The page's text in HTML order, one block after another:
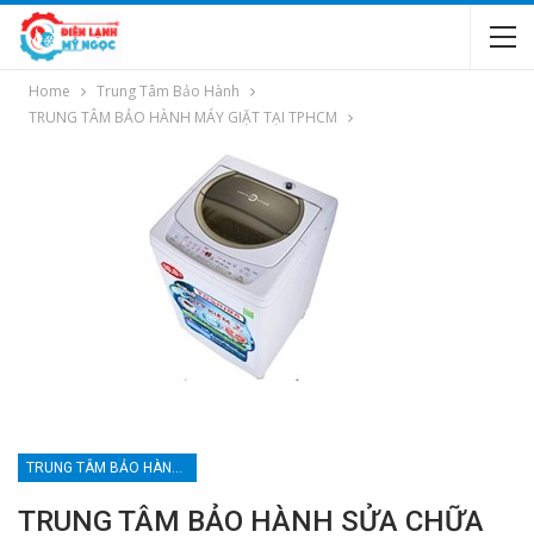
Home
Trung Tâm Bảo Hành
TRUNG TÂM BẢO HÀNH MÁY GIẶT TẠI TPHCM
TRUNG TÂM BẢO HÀNH MÁY GIẶT TẠI TPHCM
TRUNG TÂM BẢO HÀNH SỬA CHỮA